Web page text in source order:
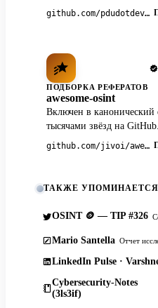
github.com/pdudotdev/ofm
ПОДБОРКА РЕФЕРАТОВ
awesome-osint
Включен в канонический
тысячами звёзд на GitHub.
github.com/jivoi/awesome-osint
ТАКЖЕ
OSINT 🪙 — TIP #326
Mario Santella Отчет
LinkedIn Pulse ·
Cybersecurity-Notes
(3ls3if)